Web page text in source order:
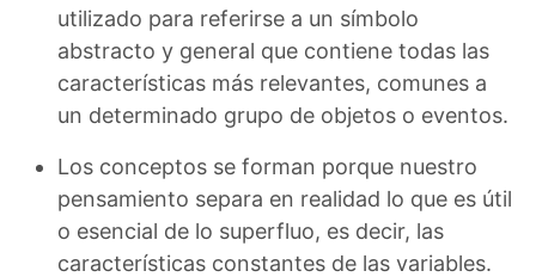
utilizado para referirse a un símbolo
abstracto y general que contiene todas las
características más relevantes, comunes a
un determinado grupo de objetos o eventos.
Los conceptos se forman porque nuestro
pensamiento separa en realidad lo que es útil
o esencial de lo superfluo, es decir, las
características constantes de las variables.